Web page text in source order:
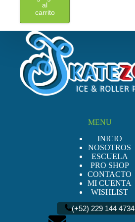
al
carrito
tiene
Las
opciones
se
pueden
elegir
en
la
página
MENU
INICIO
NOSOTROS
ESCUELA
PRO SHOP
CONTACTO
MI CUENTA
WISHLIST
(+52) 229 144 4734